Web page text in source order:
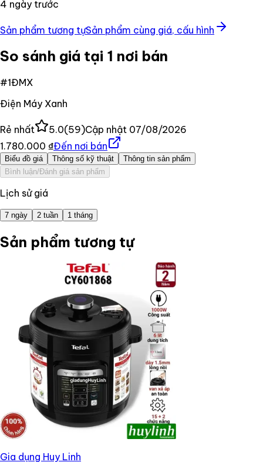
4 ngày trước
Sản phẩm tương tựSản phẩm cùng giá, cấu hình
So sánh giá tại 1 nơi bán
#1ĐMX
Điện Máy Xanh
Rẻ nhất 5.0(59)Cập nhật 07/08/2026
1.780.000 ₫Đến nơi bán
Biểu đồ giá Thông số kỹ thuật
Thông tin sản phẩm
Bình luận/Đánh giá sản phẩm
Lịch sử giá
7 ngày 2 tuần 1 tháng
Sản phẩm tương tự
Gia dụng Huy Linh